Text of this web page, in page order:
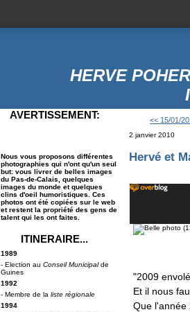
HERVE
AVERTISSEMENT:
Nous vous proposons différentes
photographies qui n'ont qu'un seul
but: vous livrer de belles images
du Pas-de-Calais, quelques
images du monde et quelques
clins d'oeil humoristiques. Ces
photos ont été copiées sur le web
et restent la propriété des gens de
talent qui les ont faites.
ITINERAIRE...
1989
- Election au Conseil Municipalde
Guines
1992
- Membre de la liste régionale
1994
<< 15/01/
2 janvier 2010
Hervé et
"2009
Et il nous
Que l'année